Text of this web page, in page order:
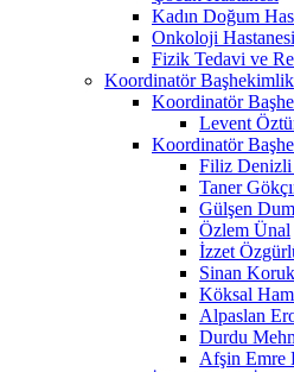
Kadın Doğum
Onkoloji Hastanesi
Fizik Tedavi ve
Koordinatör Başhekimlik
Koordinatör
Levent
Koordinatör
Filiz Denizli
Taner
Gülşen
Özlem Ünal
İzzet
Sinan
Köksal
Alpaslan
Durdu
Afşin Emre